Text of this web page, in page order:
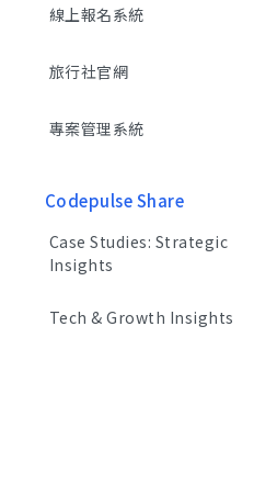
線上報名系統
旅行社官網
專案管理系統
Codepulse Share
Case Studies: Strategic
Insights
Tech & Growth Insights